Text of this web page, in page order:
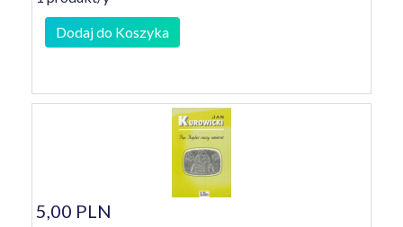
Dodaj do Koszyka
5,00 PLN